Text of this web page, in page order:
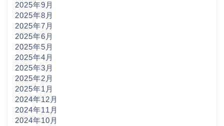
2025年9月
2025年8月
2025年7月
2025年6月
2025年5月
2025年4月
2025年3月
2025年2月
2025年1月
2024年12月
2024年11月
2024年10月